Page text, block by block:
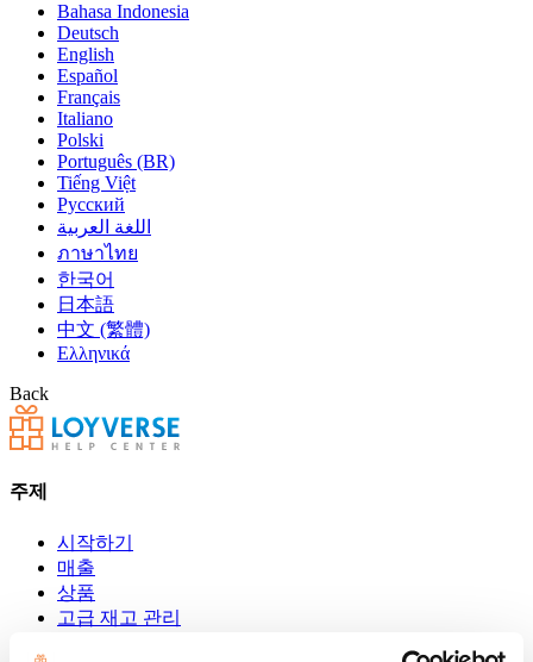
Bahasa Indonesia
Deutsch
English
Español
Français
Italiano
Polski
Português (BR)
Tiếng Việt
Русский
اللغة العربية
ภาษาไทย
한국어
日本語
中文 (繁體)
Ελληνικά
Back
주제
시작하기
매출
상품
고급 재고 관리